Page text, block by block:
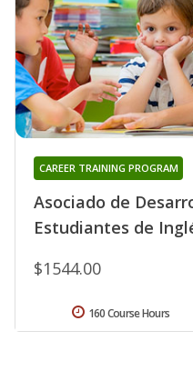
Asociado de
Estudiantes de
CAREER TRAINING PROGRAM
$1544.00
160 Course Hours